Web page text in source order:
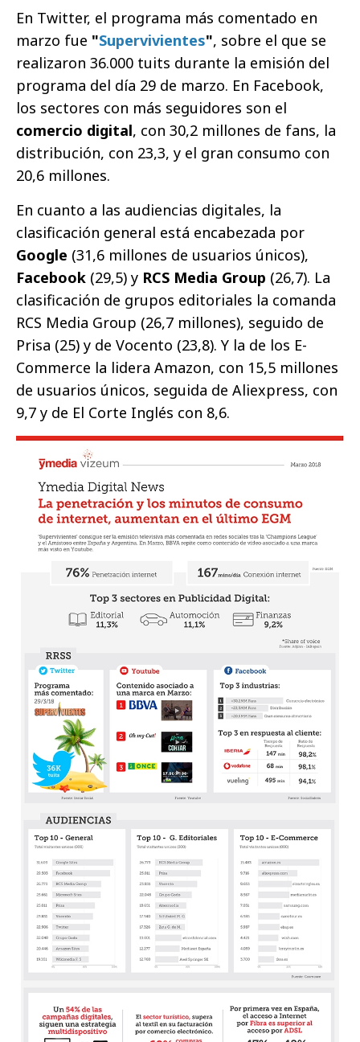
En Twitter, el programa más comentado en
marzo fue "Supervivientes", sobre el que se
realizaron 36.000 tuits durante la emisión del
programa del día 29 de marzo. En Facebook,
los sectores con más seguidores son el
comercio digital, con 30,2 millones de fans, la
distribución, con 23,3, y el gran consumo con
20,6 millones.
En cuanto a las audiencias digitales, la
clasificación general está encabezada por
Google (31,6 millones de usuarios únicos),
Facebook (29,5) y RCS Media Group (26,7). La
clasificación de grupos editoriales la comanda
RCS Media Group (26,7 millones), seguido de
Prisa (25) y de Vocento (23,8). Y la de los E-
Commerce la lidera Amazon, con 15,5 millones
de usuarios únicos, seguida de Aliexpress, con
9,7 y de El Corte Inglés con 8,6.